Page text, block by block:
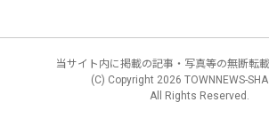
当サイト内に掲載の記事・写真等の無断転載
(C) Copyright 2026 TOWNNEWS-SHA
All Rights Reserved.